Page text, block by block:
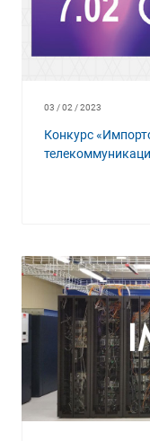
03 / 02 / 2023
Конкурс